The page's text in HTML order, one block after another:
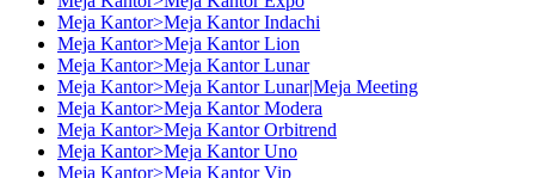
Meja Kantor>Meja Kantor Indachi
Meja Kantor>Meja Kantor Lion
Meja Kantor>Meja Kantor Lunar
Meja Kantor>Meja Kantor Lunar|Meja Meeting
Meja Kantor>Meja Kantor Modera
Meja Kantor>Meja Kantor Orbitrend
Meja Kantor>Meja Kantor Uno
Meja Kantor>Meja Kantor Vip